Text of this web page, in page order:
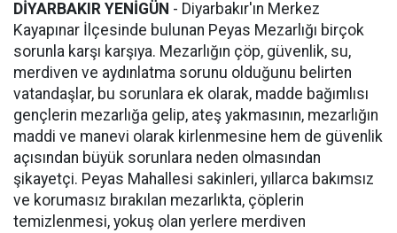
DİYARBAKIR YENİGÜN - Diyarbakır'ın Merkez
Kayapınar İlçesinde bulunan Peyas Mezarlığı birçok
sorunla karşı karşıya. Mezarlığın çöp, güvenlik, su,
merdiven ve aydınlatma sorunu olduğunu belirten
vatandaşlar, bu sorunlara ek olarak, madde bağımlısı
gençlerin mezarlığa gelip, ateş yakmasının, mezarlığın
maddi ve manevi olarak kirlenmesine hem de güvenlik
açısından büyük sorunlara neden olmasından
şikayetçi. Peyas Mahallesi sakinleri, yıllarca bakımsız
ve korumasız bırakılan mezarlıkta, çöplerin
temizlenmesi, yokuş olan yerlere merdiven